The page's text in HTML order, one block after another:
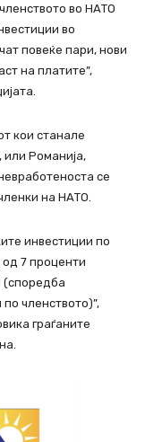
во НАТО
во
повеќе пари, нови
на платите”,
кои станале
или Романија,
се
на НАТО.
инвестиции по
од 7 проценти
(споредба
членството)”,
граѓаните